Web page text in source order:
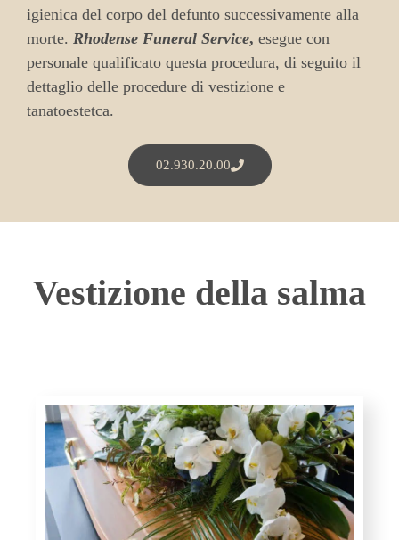
igienica del corpo del defunto successivamente alla
morte. Rhodense Funeral Service, esegue con
personale qualificato questa procedura, di seguito il
dettaglio delle procedure di vestizione e
tanatoestetca.
02.930.20.00
Vestizione della salma